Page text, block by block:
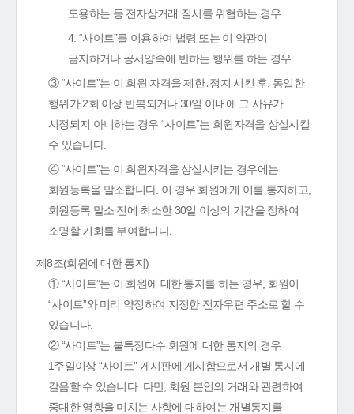
도용하는 등 전자상거래 질서를 위협하는 경우
4. “사이트”를 이용하여 법령 또는 이 약관이
금지하거나 공서양속에 반하는 행위를 하는 경우
③ “사이트”는 이 회원 자격을 제한․정지 시킨 후, 동일한
행위가 2회 이상 반복되거나 30일 이내에 그 사유가
시정되지 아니하는 경우 “사이트”는 회원자격을 상실시킬
수 있습니다.
④ “사이트”는 이 회원자격을 상실시키는 경우에는
회원등록을 말소합니다. 이 경우 회원에게 이를 통지하고,
회원등록 말소 전에 최소한 30일 이상의 기간을 정하여
소명할 기회를 부여합니다.
제8조(회원에 대한 통지)
① “사이트”는 이 회원에 대한 통지를 하는 경우, 회원이
“사이트”와 미리 약정하여 지정한 전자우편 주소로 할 수
있습니다.
② “사이트”는 불특정다수 회원에 대한 통지의 경우
1주일이상 “사이트” 게시판에 게시함으로서 개별 통지에
갈음할 수 있습니다. 다만, 회원 본인의 거래와 관련하여
중대한 영향을 미치는 사항에 대하여는 개별통지를